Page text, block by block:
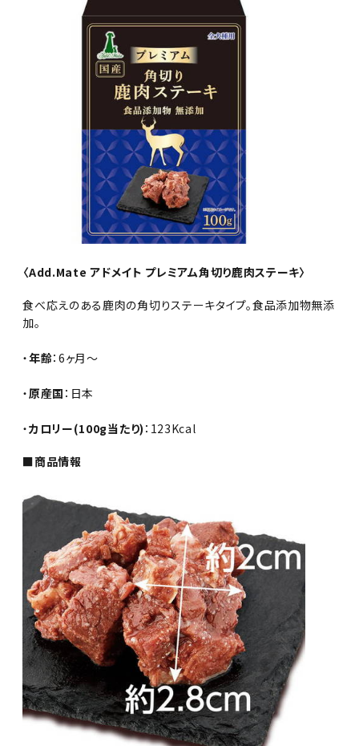
〈Add.Mate アドメイト プレミアム角切り鹿肉ステーキ〉
食べ応えのある鹿肉の角切りステーキタイプ。食品添加物無添
加。
・年齢：6ヶ月～
・原産国 ：日本
・カロリー(100g当たり) ：123Kcal
■商品情報